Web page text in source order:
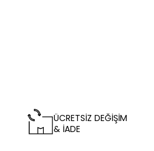
ÜCRETSİZ DEĞİŞİM
& İADE